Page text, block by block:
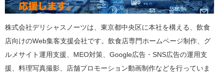
株式会社デリシャスノーツは、東京都中央区に本社を構える、飲食
店向けのWeb集客支援会社です。飲食店専門ホームページ制作、グ
ルメサイト運用支援、MEO対策、Google広告・SNS広告の運用支
援、料理写真撮影、店舗プロモーション動画制作などを行っていま